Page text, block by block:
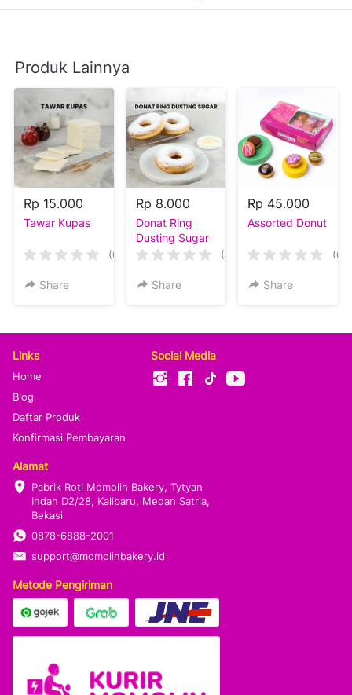
Produk Lainnya
Rp 15.000
Tawar Kupas
(0)
Share
Rp 8.000
Donat Ring
Dusting Sugar
(0)
Share
Rp 45.000
Assorted Donut
(0)
Share
Links
Home
Blog
Daftar Produk
Konfirmasi Pembayaran
Social Media
Alamat
Pabrik Roti Momolin Bakery, Tytyan
Indah D2/28, Kalibaru, Medan Satria,
Bekasi
0878-6888-2001
support@momolinbakery.id
Metode Pengiriman